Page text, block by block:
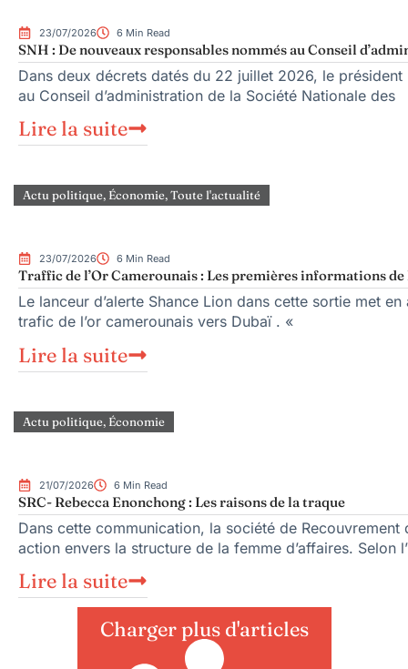
23/07/2026 6 Min Read
SNH : De nouveaux responsables nommés au Conseil
Dans deux décrets datés du 22 juillet 2026, le
au Conseil d’administration de la Société Nationale des
Lire la suite
Actu politique, Économie,Toute l'actualité
23/07/2026 6 Min Read
Traffic de l’Or Camerounais : Les premières informations de
Le lanceur d’alerte Shance Lion dans cette sortie met
trafic de l’or camerounais vers Dubaï . «
Lire la suite
Actu politique, Économie
21/07/2026 6 Min Read
SRC- Rebecca Enonchong : Les raisons de la traque
Dans cette communication, la société de
action envers la structure de la femme d’affaires. Selon
Lire la suite
Charger plus d'articles